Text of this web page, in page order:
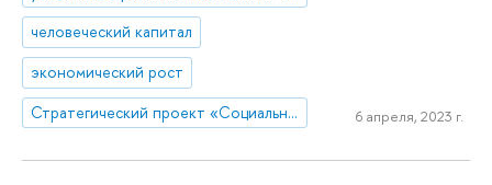
человеческий капитал
экономический рост
Стратегический проект «Социальная политика устойчивого развития и инклюзивного экономического роста»
6 апреля, 2023 г.